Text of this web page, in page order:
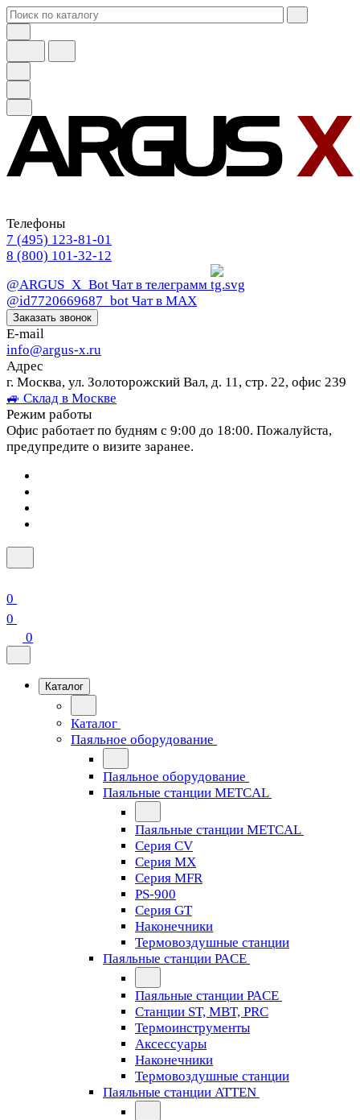
Телефоны
7 (495) 123-81-01
8 (800) 101-32-12
@ARGUS_X_Bot Чат в телеграмм
@id7720669687_bot Чат в МАХ
Заказать звонок
E-mail
info@argus-x.ru
Адрес
г. Москва, ул. Золоторожский Вал, д. 11, стр. 22, офис 239
🚙 Склад в Москве
Режим работы
Офис работает по будням с 9:00 до 18:00. Пожалуйста,
предупредите о визите заранее.
0
0
0
Каталог
Каталог
Паяльное оборудование
Паяльное оборудование
Паяльные станции METCAL
Паяльные станции METCAL
Серия CV
Серия MX
Серия MFR
PS-900
Серия GT
Наконечники
Термовоздушные станции
Паяльные станции PACE
Паяльные станции PACE
Станции ST, MBT, PRC
Термоинструменты
Аксессуары
Наконечники
Термовоздушные станции
Паяльные станции ATTEN